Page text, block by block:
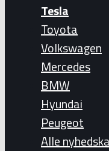
Tesla
Toyota
Volkswagen
Mercedes
BMW
Hyundai
Peugeot
Alle